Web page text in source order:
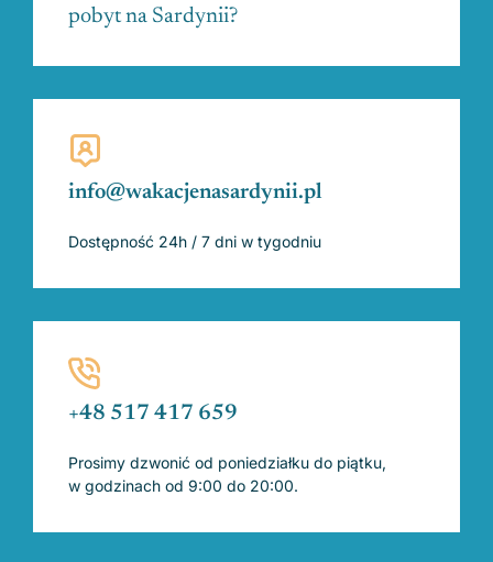
pobyt na Sardynii?
info@wakacjenasardynii.pl
Dostępność 24h / 7 dni w tygodniu
+48 517 417 659
Prosimy dzwonić od poniedziałku do piątku,
w godzinach od 9:00 do 20:00.